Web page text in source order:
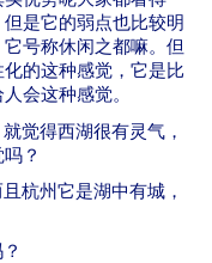
是它的弱点也比较明
号称休闲之都嘛。但
的这种感觉，它是比
会这种感觉。
觉得西湖很有灵气，
？
杭州它是湖中有城，